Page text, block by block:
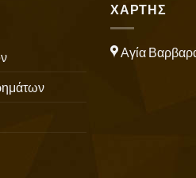
ΧΑΡΤΗΣ
Αγία